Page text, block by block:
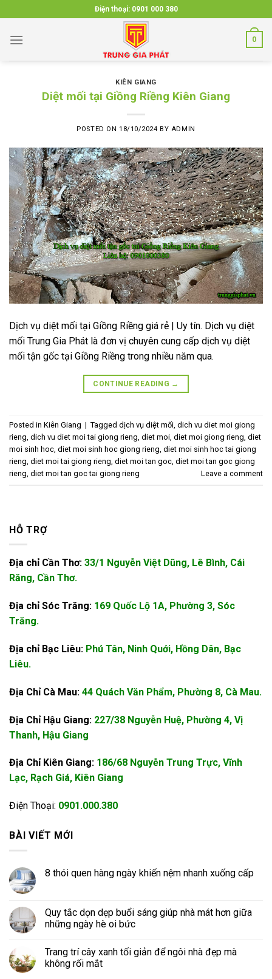
to
content
Điện thoại: 0901 000 380
0
KIÊN GIANG
Diệt mối tại Giồng Riềng Kiên Giang
POSTED ON 18/10/2024 BY ADMIN
Dịch vụ diệt mối tại Giồng Riềng giá rẻ | Uy tín. Dịch vụ diệt
mối Trung Gia Phát là đơn vị chuyên cung cấp dịch vụ diệt
mối tận gốc tại Giồng Riềng trong nhiều năm qua.
CONTINUE READING →
Posted in Kiên Giang | Tagged dịch vụ diệt mối, dich vu diet moi giong
rieng, dich vu diet moi tai giong rieng, diet moi, diet moi giong rieng, diet
moi sinh hoc, diet moi sinh hoc giong rieng, diet moi sinh hoc tai giong
rieng, diet moi tai giong rieng, diet moi tan goc, diet moi tan goc giong
rieng, diet moi tan goc tai giong rieng Leave a comment
HỖ TRỢ
Địa chỉ Cần Thơ: 33/1 Nguyễn Việt Dũng, Lê Bình, Cái
Răng, Cần Thơ.
Địa chỉ Sóc Trăng: 169 Quốc Lộ 1A, Phường 3, Sóc
Trăng.
Địa chỉ Bạc Liêu: Phú Tân, Ninh Quới, Hồng Dân, Bạc
Liêu.
Địa Chỉ Cà Mau: 44 Quách Văn Phẩm, Phường 8, Cà Mau.
Địa Chỉ Hậu Giang: 227/38 Nguyễn Huệ, Phường 4, Vị
Thanh, Hậu Giang
Địa Chỉ Kiên Giang: 186/68 Nguyễn Trung Trực, Vĩnh
Lạc, Rạch Giá, Kiên Giang
Điện Thoại: 0901.000.380
BÀI VIẾT MỚI
8 thói quen hàng ngày khiến nệm nhanh xuống cấp
Quy tắc dọn dẹp buổi sáng giúp nhà mát hơn giữa
những ngày hè oi bức
Trang trí cây xanh tối giản để ngôi nhà đẹp mà
không rối mắt